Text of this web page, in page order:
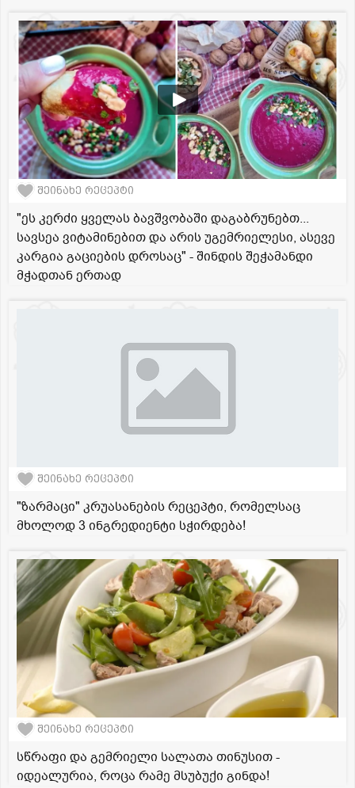
შეინახე რეცეპტი
"ეს კერძი ყველას ბავშვობაში დაგაბრუნებთ...
სავსეა ვიტამინებით და არის უგემრიელესი, ასევე
კარგია გაციების დროსაც" - შინდის შეჭამანდი
მჭადთან ერთად
შეინახე რეცეპტი
"ზარმაცი" კრუასანების რეცეპტი, რომელსაც
მხოლოდ 3 ინგრედიენტი სჭირდება!
შეინახე რეცეპტი
სწრაფი და გემრიელი სალათა თინუსით -
იდეალურია, როცა რამე მსუბუქი გინდა!